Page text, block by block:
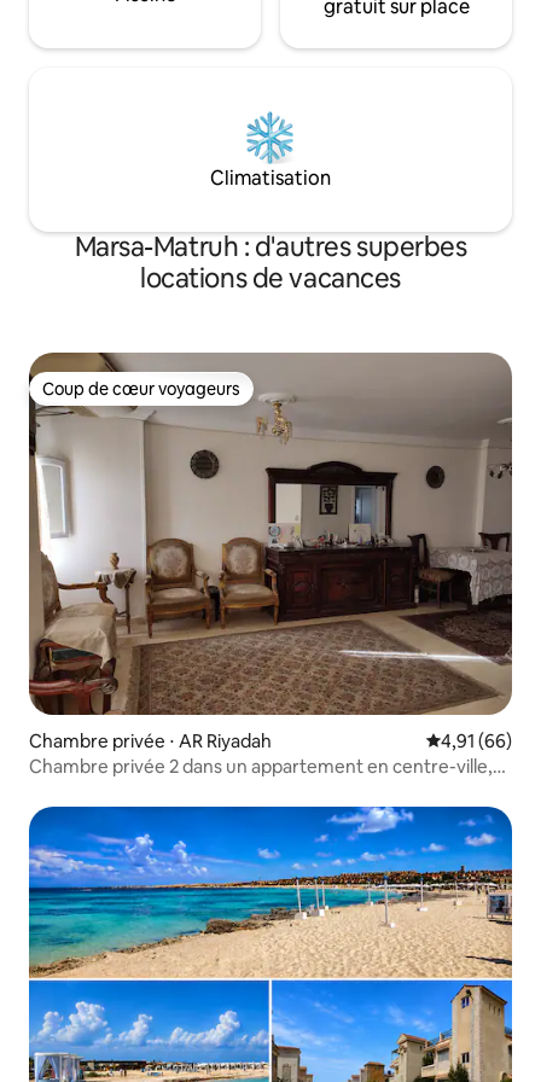
gratuit sur place
Climatisation
Marsa-Matruh : d'autres superbes
locations de vacances
Coup de cœur voyageurs
Coup de cœur voyageurs
Chambre privée ⋅ AR Riyadah Évaluation
4,91 (66)
Chambre privée 2 dans un appartement en centre-ville,